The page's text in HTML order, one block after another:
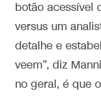
botão acessível
versus um
detalhe e
veem”, diz
no geral, é que